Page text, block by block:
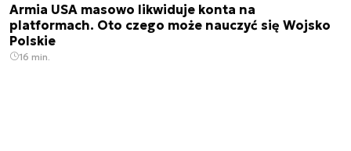
Armia USA masowo likwiduje konta na
platformach. Oto czego może nauczyć się Wojsko
Polskie
16 min.